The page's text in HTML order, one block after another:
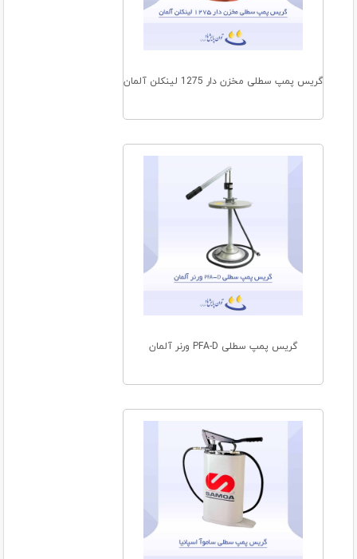
گریس پمپ سطلی مخزن دار 1275 لینکلن آلمان
گریس پمپ سطلی PFA-D ورنر آلمان